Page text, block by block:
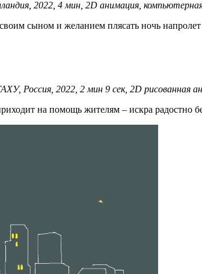
2022, 4 мин, 2D анимация, компьютерная
сыном и желанием плясать ночь
Россия, 2022, 2 мин 9 сек, 2D рисованная
на помощь жителям – искра радостно